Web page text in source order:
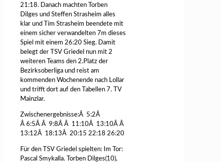
21:18. Danach machten Torben
Dilges und Steffen Strasheim alles
klar und Tim Strasheim beendete mit
einem sicher verwandelten 7m dieses
Spiel mit einem 26:20 Sieg. Damit
belegt der TSV Griedel nun mit 2
weiteren Teams den 2.Platz der
Bezirksoberliga und reist am
kommenden Wochenende nach Lollar
und trifft dort auf den Tabellen 7. TV
Mainzlar.
Zwischenergebnisse:Â 5:2Â
Â 6:5Â Â 9:8Â Â 11:10Â 13:10Â Â
13:12Â 18:13Â 20:15 22:18 26:20
Für den TSV Griedel spielten: Im Tor:
Pascal Smykalla. Torben Dilges(10),